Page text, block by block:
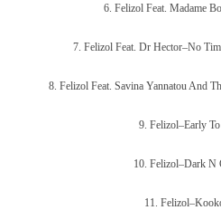
6. Felizol Feat. Madame
7. Felizol Feat. Dr Hector–No
8. Felizol Feat. Savina Yannatou And
9. Felizol–Early
10. Felizol–Dark N
11.